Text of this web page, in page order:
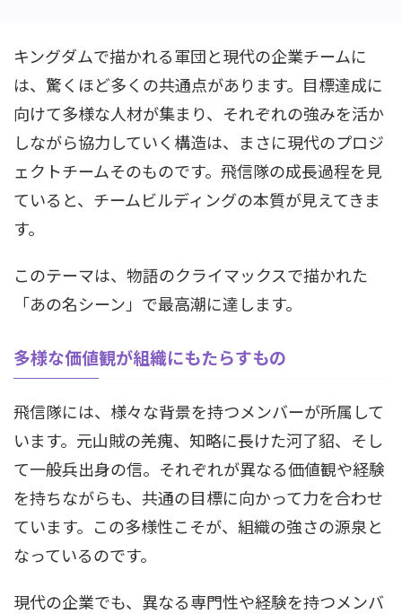
キングダムで描かれる軍団と現代の企業チームに
は、驚くほど多くの共通点があります。目標達成に
向けて多様な人材が集まり、それぞれの強みを活か
しながら協力していく構造は、まさに現代のプロジ
ェクトチームそのものです。飛信隊の成長過程を見
ていると、チームビルディングの本質が見えてきま
す。
このテーマは、物語のクライマックスで描かれた
「あの名シーン」で最高潮に達します。
多様な価値観が組織にもたらすもの
飛信隊には、様々な背景を持つメンバーが所属して
います。元山賊の羌瘣、知略に長けた河了貂、そし
て一般兵出身の信。それぞれが異なる価値観や経験
を持ちながらも、共通の目標に向かって力を合わせ
ています。この多様性こそが、組織の強さの源泉と
なっているのです。
現代の企業でも、異なる専門性や経験を持つメンバ